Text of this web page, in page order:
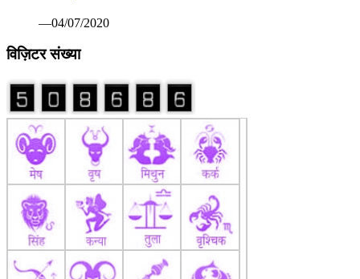
—04/07/2020
विज़िटर संख्या